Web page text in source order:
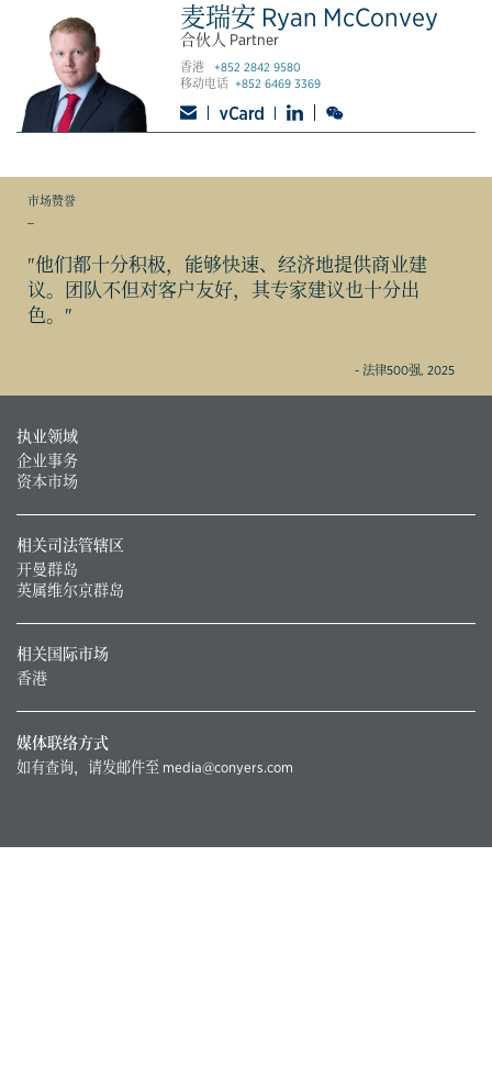
麦瑞安 Ryan McConvey
合伙人 Partner
香港+852 2842 9580
移动电话+852 6469 3369
市场赞誉
"他们都十分积极，能够快速、经济地提供商业建
议。团队不但对客户友好，其专家建议也十分出
色。"
- 法律500强, 2025
执业领域
企业事务
资本市场
相关司法管辖区
开曼群岛
英属维尔京群岛
相关国际市场
香港
媒体联络方式
如有查询，请发邮件至 media@conyers.com